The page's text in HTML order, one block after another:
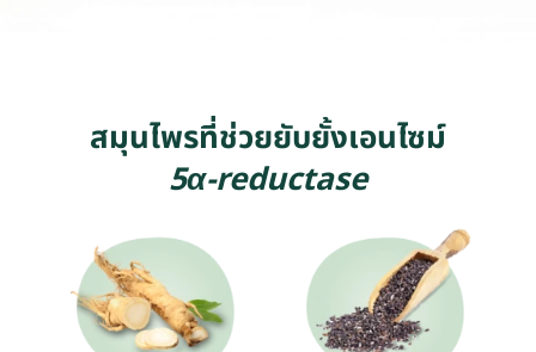
สมุนไพรที่ช่วยยับยั้งเอนไซม์
5α-reductase